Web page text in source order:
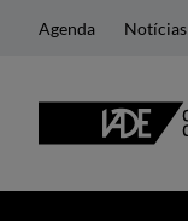
Agenda Notícias